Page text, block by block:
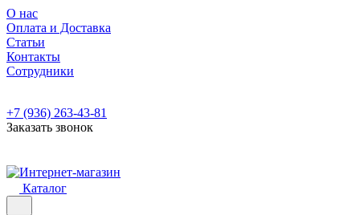
О нас
Оплата и Доставка
Статьи
Контакты
Сотрудники
+7 (936) 263-43-81
Заказать звонок
Каталог